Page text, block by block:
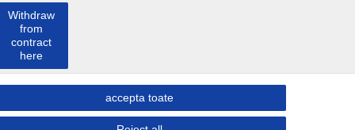
accepta toate
Withdraw
from
contract
here